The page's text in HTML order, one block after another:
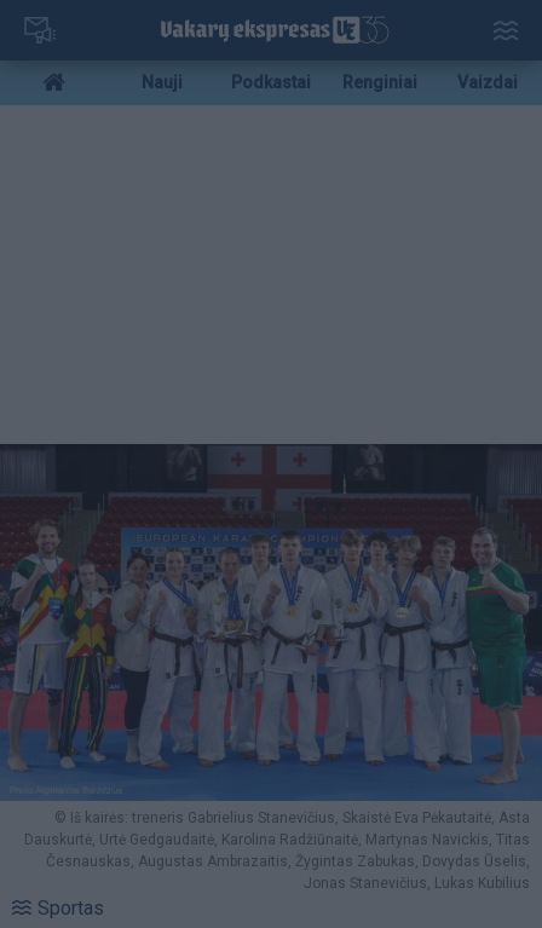
Pereiti
pagrindinį
turinį
Mobile
menu
Nauji Podkastai Renginiai Vaizdai
© Iš kairės: treneris Gabrielius Stanevičius, Skaistė Eva Pėkautaitė, Asta
Dauskurtė, Urtė Gedgaudaitė, Karolina Radžiūnaitė, Martynas Navickis, Titas
Česnauskas, Augustas Ambrazaitis, Žygintas Zabukas, Dovydas Ūselis,
Jonas Stanevičius, Lukas Kubilius
Sportas